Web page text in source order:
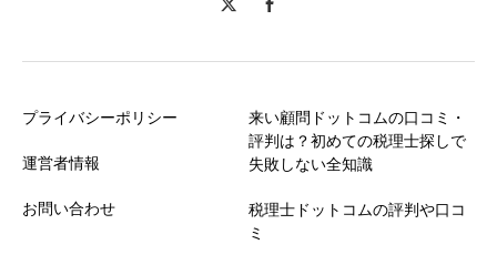
プライバシーポリシー
運営者情報
お問い合わせ
来い顧問ドットコムの口コミ・
評判は？初めての税理士探しで
失敗しない全知識
税理士ドットコムの評判や口コ
ミ